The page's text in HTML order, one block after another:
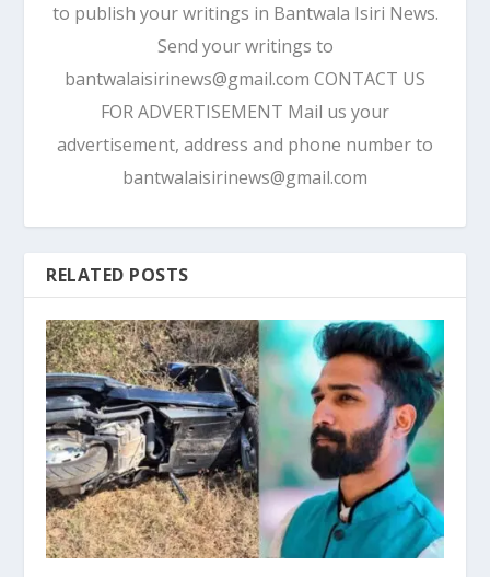
to publish your writings in Bantwala Isiri News.
Send your writings to
bantwalaisirinews@gmail.com CONTACT US
FOR ADVERTISEMENT Mail us your
advertisement, address and phone number to
bantwalaisirinews@gmail.com
RELATED POSTS